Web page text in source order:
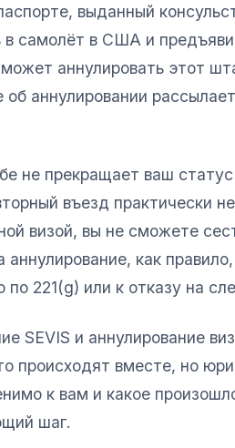
выданный
самолёт в США и
аннулировать этот
аннулировании
не прекращает ваш
въезд практически
визой, вы не сможете
аннулирование, как
221(g) или к отказу на
SEVIS и аннулирование
происходят вместе, но
к вам и какое
шаг.